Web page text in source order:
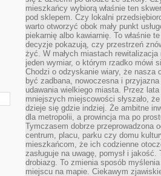
mieszkańcy wybiorą właśnie ten
pod sklepem. Czy lokalni
warto otworzyć obok mały punkt
piekarnię albo kawiarnię. To właśnie
decyzje pokazują, czy przestrzeń
żyć. W małych miastach
jeden wymiar, o którym rzadko mówi
Chodzi o odzyskanie wiary, że nasza
być zadbana, nowoczesna i przyjazna
udawania wielkiego miasta. Przez lata
mniejszych miejscowości słyszało,
dzieje się gdzie indziej. Że ambitne
dla metropolii, a prowincja ma po
Tymczasem dobrze przeprowadzona
centrum, placu, parku czy domu
mieszkańcom, że ich codzienne
zasługuje na uwagę, pomysł i jakość.
drobiazg. To zmienia sposób myślenia
miejscu na mapie. Ciekawym